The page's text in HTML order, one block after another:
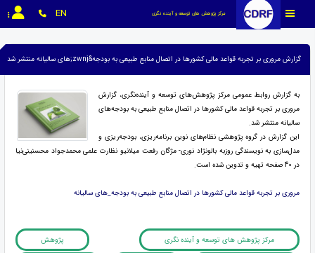
مرکز پژوهش های توسعه و آینده نگری EN
گزارش مروری بر تجربه قواعد مالی کشورها در اتصال منابع طبیعی به بودجه&zwnj;های سالیانه منتشر شد
به گزارش روابط عمومی مرکز پژوهش‌های توسعه و آینده‌نگری، گزارش
مروری بر تجربه قواعد مالی کشورها در اتصال منابع طبیعی به بودجه‌های
سالیانه منتشر شد.
این گزارش در گروه پژوهشی نظام‌های نوین برنامه‌ریزی، بودجه‌ریزی و
مدل‌سازی به نويسندگی روزبه بالونژاد نوری- مژگان رفعت میلانیو نظارت علمی محمدجواد محسنینی‌نیا
در 40 صفحه تهیه و تدوین شده است.
مروری بر تجربه قواعد مالی کشورها در اتصال منابع طبیعی به بودجه_های سالیانه
مرکز پژوهش های توسعه و آینده نگری پژوهش